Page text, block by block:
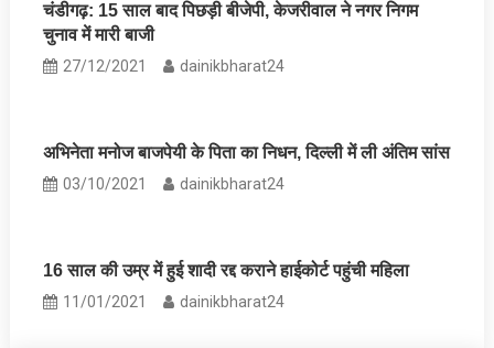
चंडीगढ़: 15 साल बाद पिछड़ी बीजेपी, केजरीवाल ने नगर निगम
चुनाव में मारी बाजी
27/12/2021 dainikbharat24
अभिनेता मनोज बाजपेयी के पिता का निधन, दिल्ली में ली अंतिम सांस
03/10/2021 dainikbharat24
16 साल की उम्र में हुई शादी रद्द कराने हाईकोर्ट पहुंची मह‍िला
11/01/2021 dainikbharat24